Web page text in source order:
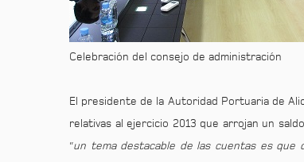
Celebración del consejo de administración
El presidente de la Autoridad Portuaria de
relativas al ejercicio 2013 que arrojan un
“un tema destacable de las cuentas es que